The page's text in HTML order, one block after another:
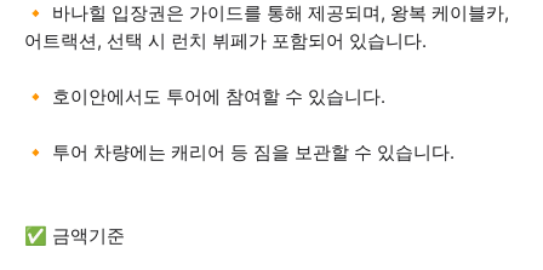
🔸 바나힐 입장권은 가이드를 통해 제공되며, 왕복 케이블카,
어트랙션, 선택 시 런치 뷔페가 포함되어 있습니다.
🔸 호이안에서도 투어에 참여할 수 있습니다.
🔸 투어 차량에는 캐리어 등 짐을 보관할 수 있습니다.
✅ 금액기준